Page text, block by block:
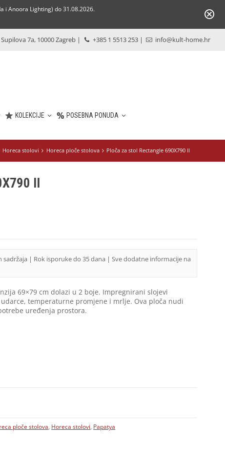
i Anoora Lighting) do 31.08.2026.
Supilova 7a, 10000 Zagreb | +385 1 5513 253 | info@kult-home.hr
KOLEKCIJE POSEBNA PONUDA
Horeca stolovi Horeca ploče stolova Ploča za stol Rectangle 690X790 II
II
| Rok isporuke do 35 dana | Sve dodatne informacije na
69×79 cm dolazi u 2 boje. Impregnirani slojevi
temperaturne promjene i mrlje. Ova ploča nudi
uređenja prostora.
ploče stolova Horeca stolovi Papatya